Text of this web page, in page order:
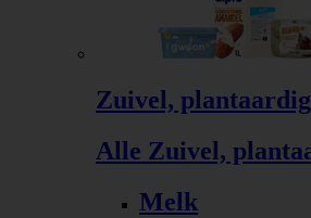
Zuivel,
Alle Zuivel,
Melk